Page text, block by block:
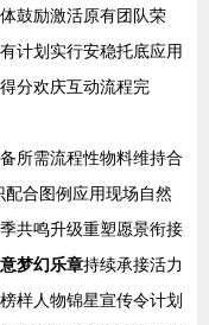
鼓励激活原有团队荣
计划实行安稳托底应用
分欢庆互动流程完
所需流程性物料维持合
合图例应用现场自然
共鸣升级重塑愿景衔接
梦幻乐章持续承接活力
样人物锦星宣传令计划